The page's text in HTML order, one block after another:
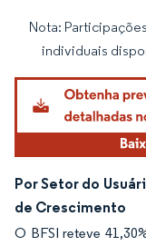
Imagem © Mordor
Nota:
individuais
Por Setor do
de Crescimento
O BFSI reteve